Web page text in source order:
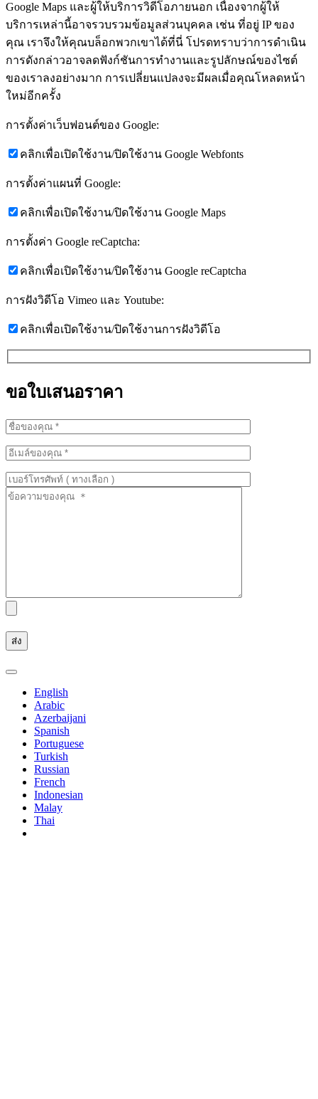
Google Maps และผู้ให้บริการวิดีโอภายนอก เนื่องจากผู้ให้
บริการเหล่านี้อาจรวบรวมข้อมูลส่วนบุคคล เช่น ที่อยู่ IP ของ
คุณ เราจึงให้คุณบล็อกพวกเขาได้ที่นี่ โปรดทราบว่าการดำเนิน
การดังกล่าวอาจลดฟังก์ชันการทำงานและรูปลักษณ์ของไซต์
ของเราลงอย่างมาก การเปลี่ยนแปลงจะมีผลเมื่อคุณโหลดหน้า
ใหม่อีกครั้ง
การตั้งค่าเว็บฟอนต์ของ Google:
คลิกเพื่อเปิดใช้งาน/ปิดใช้งาน Google Webfonts
การตั้งค่าแผนที่ Google:
คลิกเพื่อเปิดใช้งาน/ปิดใช้งาน Google Maps
การตั้งค่า Google reCaptcha:
คลิกเพื่อเปิดใช้งาน/ปิดใช้งาน Google reCaptcha
การฝังวิดีโอ Vimeo และ Youtube:
คลิกเพื่อเปิดใช้งาน/ปิดใช้งานการฝังวิดีโอ
ขอใบเสนอราคา
English
Arabic
Azerbaijani
Spanish
Portuguese
Turkish
Russian
French
Indonesian
Malay
Thai